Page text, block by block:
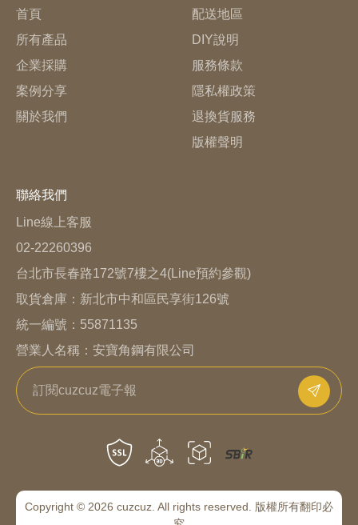
首頁
所有產品
企業採購
案例分享
關於我們
配送地區
DIY說明
服務條款
隱私權政策
退換貨服務
版權聲明
聯絡我們
Line線上客服
02-22260396
台北市長春路172號7樓之4(Line預約參觀)
取貨倉庫： 新北市中和區民享街126號
統一編號：55871135
營業人名稱：安寶角鋼有限公司
Copyright © 2026 cuzcuz. All rights reserved. 版權所有翻印必